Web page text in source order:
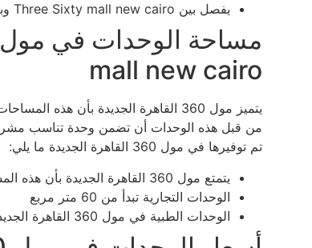
يفصل بين Three Sixty mall new cairo وبين كمبوند أزار دقائق.
mall new cairo
يتميز مول 360 القاهرة الجديدة بأن
من قبل هذه الوحدات أن تضمن وحدة تناسب
تم توفيرها في مول 360 القاهرة الجديدة ما يلي:
يتمتع مول 360 القاهرة الجديدة بأن هذه المساحات الإدارية تبدأ من 250 متر مربع.
الوحدات التجارية تبدأ من 60 متر مربع
الوحدات الطبية في مول 360 القاهرة الجديدة تبدأ من 45 متر مربع.